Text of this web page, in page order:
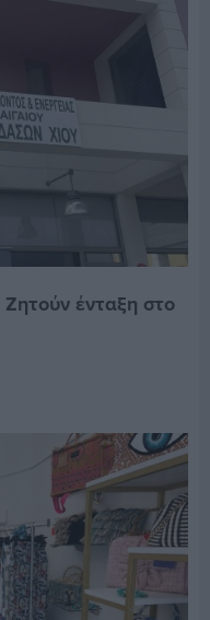
ένταξη στο